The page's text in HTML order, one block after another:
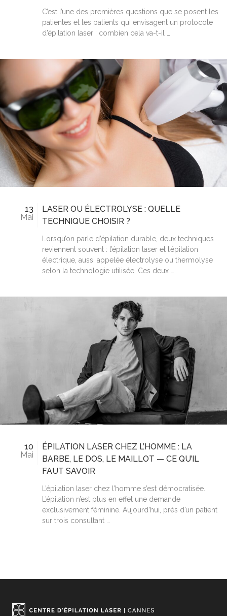
C’est l’une des premières questions que se posent les
patientes et les patients qui envisagent un protocole
d’épilation laser : combien cela va-t-il …
13
Mai
LASER OU ÉLECTROLYSE : QUELLE
TECHNIQUE CHOISIR ?
Lorsqu’on parle d’épilation durable, deux techniques
reviennent souvent : l’épilation laser et l’épilation
électrique, aussi appelée électrolyse ou thermolyse
selon la technologie utilisée. Ces deux …
10
Mai
ÉPILATION LASER CHEZ L’HOMME : LA
BARBE, LE DOS, LE MAILLOT — CE QU’IL
FAUT SAVOIR
L’épilation laser chez l’homme s’est démocratisée.
L’épilation n’est plus en effet une demande
exclusivement féminine. Aujourd’hui, près d’un patient
sur trois consultant …